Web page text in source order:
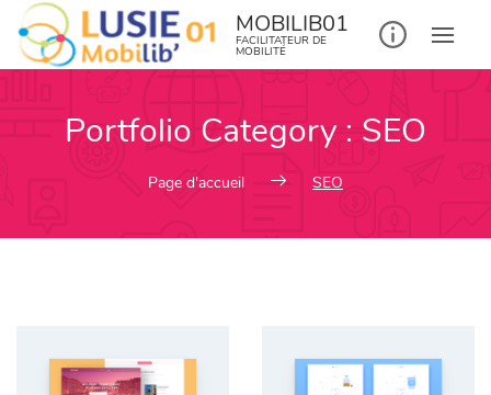
MOBILIB01
FACILITATEUR DE
MOBILITÉ
Portfolio Category : SEO
Page d'accueil SEO